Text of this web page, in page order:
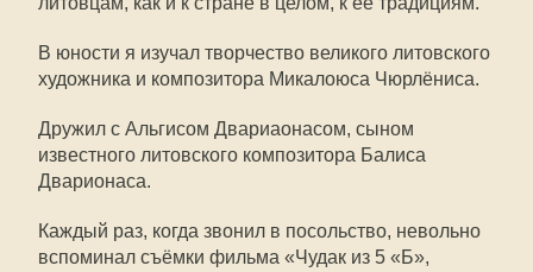
В юности я изучал творчество великого литовского
художника и композитора Микалоюса Чюрлёниса.
Дружил с Альгисом Двариаонасом, сыном
известного литовского композитора Балиса
Дварионаса.
Каждый раз, когда звонил в посольство, невольно
вспоминал съёмки фильма «Чудак из 5 «Б»,